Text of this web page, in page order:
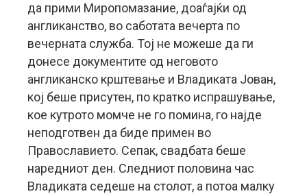
да прими Миропомазание, доаѓајќи од
англиканство, во саботата вечерта по
вечерната служба. Тој не можеше да ги
донесе документите од неговото
англиканско крштевање и Владиката Јован,
кој беше присутен, по кратко испрашување,
кое кутрото момче не го помина, го најде
неподготвен да биде примен во
Православието. Сепак, свадбата беше
наредниот ден. Следниот половина час
Владиката седеше на столот, а потоа малку